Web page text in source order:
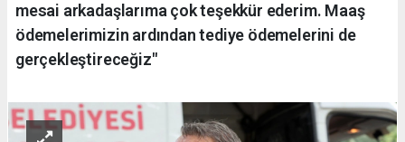
mesai arkadaşlarıma çok teşekkür ederim. Maaş
ödemelerimizin ardından tediye ödemelerini de
gerçekleştireceğiz"